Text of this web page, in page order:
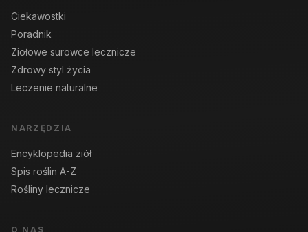
Ciekawostki
Poradnik
Ziołowe surowce lecznicze
Zdrowy styl życia
Leczenie naturalne
NARZĘDZIA
Encyklopedia ziół
Spis roślin A-Z
Rośliny lecznicze
O NAS